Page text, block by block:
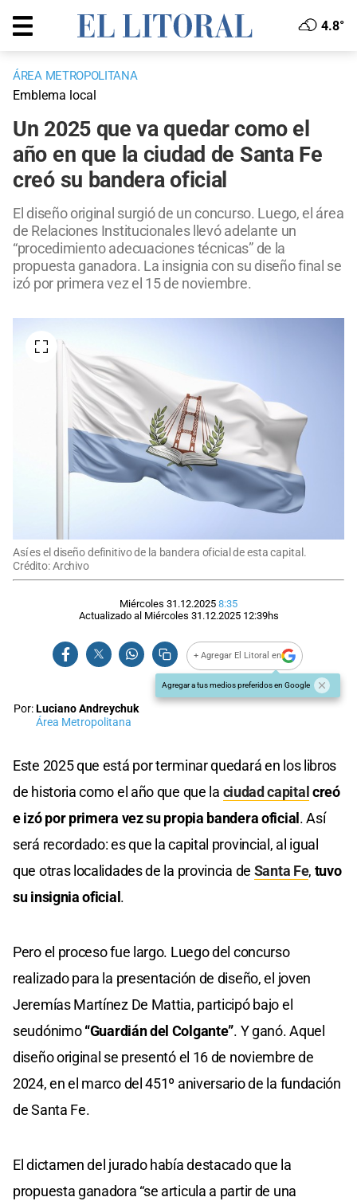
4.8°
ÁREA METROPOLITANA
Emblema local
Un 2025 que va quedar como el
año en que la ciudad de Santa Fe
creó su bandera oficial
El diseño original surgió de un concurso. Luego, el área
de Relaciones Institucionales llevó adelante un
“procedimiento adecuaciones técnicas” de la
propuesta ganadora. La insignia con su diseño final se
izó por primera vez el 15 de noviembre.
Así es el diseño definitivo de la bandera oficial de esta capital.
Crédito: Archivo
Miércoles 31.12.2025 8:35
Actualizado al Miércoles 31.12.2025 12:39hs
+ Agregar El Litoral en
Agregar a tus medios preferidos en Google
Por:Luciano Andreychuk
Área Metropolitana
Este 2025 que está por terminar quedará en los libros
de historia como el año que que la ciudad capitalcreó
e izó por primera vez su propia bandera oficial. Así
será recordado: es que la capital provincial, al igual
que otras localidades de la provincia de Santa Fe, tuvo
su insignia oficial.
Pero el proceso fue largo. Luego del concurso
realizado para la presentación de diseño, el joven
Jeremías Martínez De Mattia, participó bajo el
seudónimo“Guardián del Colgante”. Y ganó. Aquel
diseño original se presentó el 16 de noviembre de
2024, en el marco del 451º aniversario de la fundación
de Santa Fe.
El dictamen del jurado había destacado que la
propuesta ganadora “se articula a partir de una